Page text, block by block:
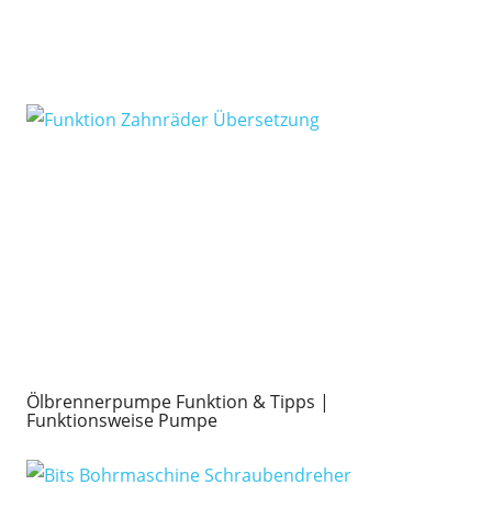
Ölbrennerpumpe Funktion & Tipps |
Funktionsweise Pumpe